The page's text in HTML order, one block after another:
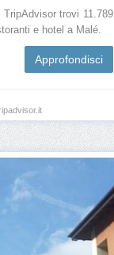
trovi 11.789
e hotel a Malé.
Approfondisci